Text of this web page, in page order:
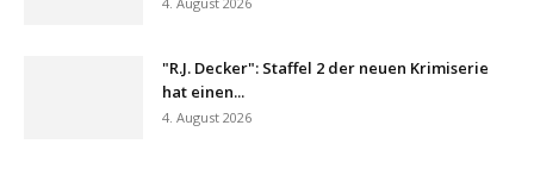
"R.J. Decker": Staffel 2 der neuen Krimiserie
hat einen...
4. August 2026